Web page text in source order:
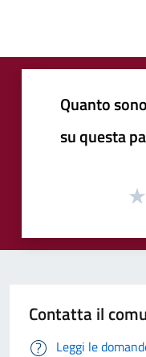
Quanto
su questa
Contatta il
Leggi le